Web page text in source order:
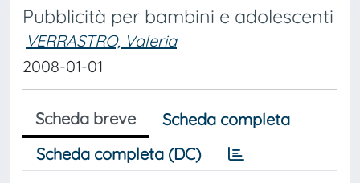
Pubblicità per bambini e adolescenti
VERRASTRO, Valeria
2008-01-01
Scheda breve
Scheda completa
Scheda completa (DC)